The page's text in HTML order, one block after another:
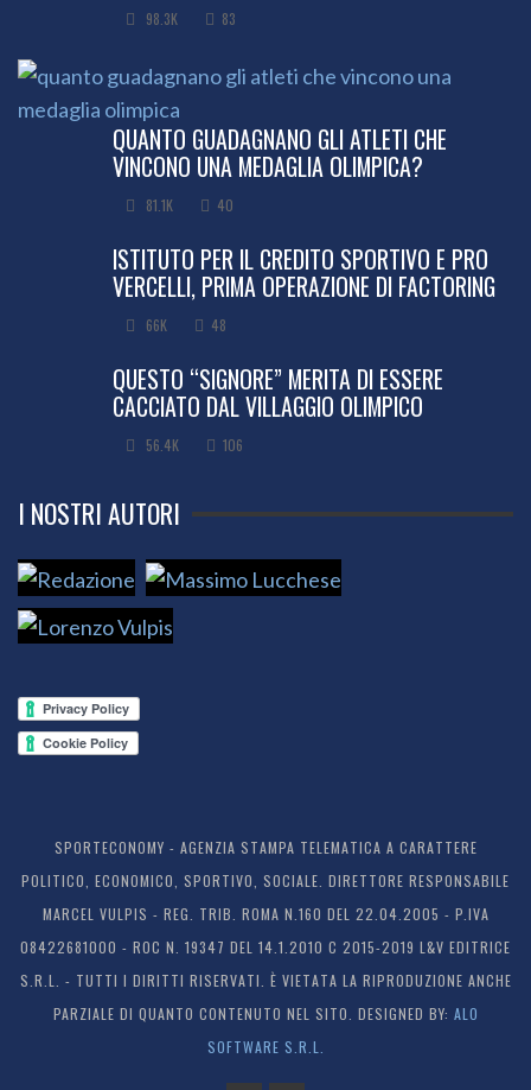
98.3K 83
QUANTO GUADAGNANO GLI ATLETI CHE
VINCONO UNA MEDAGLIA OLIMPICA?
81.1K 40
ISTITUTO PER IL CREDITO SPORTIVO E PRO
VERCELLI, PRIMA OPERAZIONE DI FACTORING
66K 48
QUESTO “SIGNORE” MERITA DI ESSERE
CACCIATO DAL VILLAGGIO OLIMPICO
56.4K 106
I NOSTRI AUTORI
SPORTECONOMY - AGENZIA STAMPA TELEMATICA A CARATTERE
POLITICO, ECONOMICO, SPORTIVO, SOCIALE. DIRETTORE RESPONSABILE
MARCEL VULPIS - REG. TRIB. ROMA N.160 DEL 22.04.2005 - P.IVA
08422681000 - ROC N. 19347 DEL 14.1.2010 C 2015-2019 L&V EDITRICE
S.R.L. - TUTTI I DIRITTI RISERVATI. È VIETATA LA RIPRODUZIONE ANCHE
PARZIALE DI QUANTO CONTENUTO NEL SITO. DESIGNED BY: ALO
SOFTWARE S.R.L.